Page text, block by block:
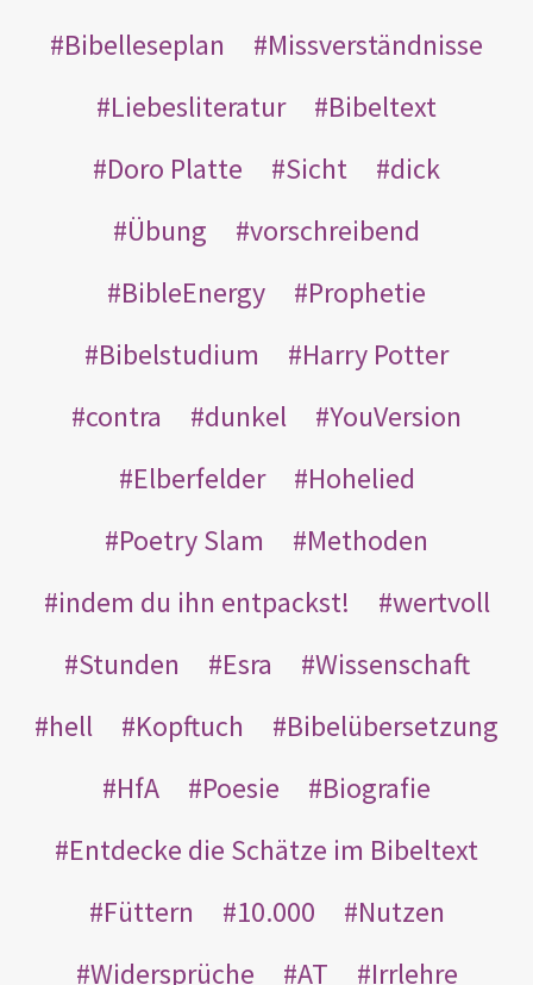
Bibelleseplan
Missverständnisse
Liebesliteratur
Bibeltext
Doro Platte
Sicht
dick
Übung
vorschreibend
BibleEnergy
Prophetie
Bibelstudium
Harry Potter
contra
dunkel
YouVersion
Elberfelder
Hohelied
Poetry Slam
Methoden
indem du ihn entpackst!
wertvoll
Stunden
Esra
Wissenschaft
hell
Kopftuch
Bibelübersetzung
HfA
Poesie
Biografie
Entdecke die Schätze im Bibeltext
Füttern
10.000
Nutzen
Widersprüche
AT
Irrlehre